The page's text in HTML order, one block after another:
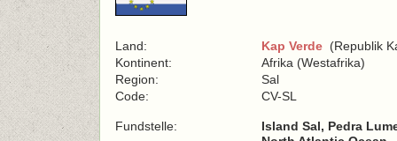
Land: Kap Verde (Republik
Kontinent:
Afrika (Westafrika)
Region:
Sal
Code:
CV-SL
Fundstelle:
Island Sal, Pedra